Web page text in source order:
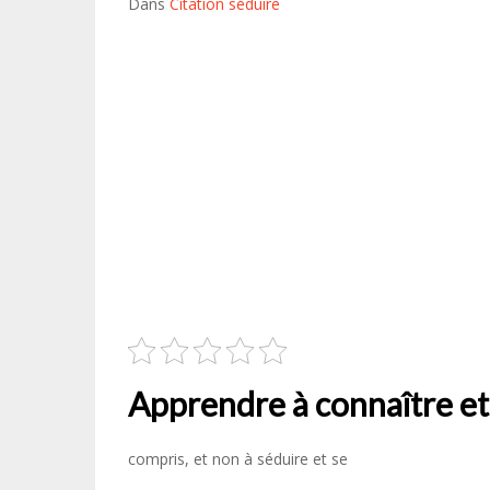
Apprendre à connaître
compris, et non à séduire et se